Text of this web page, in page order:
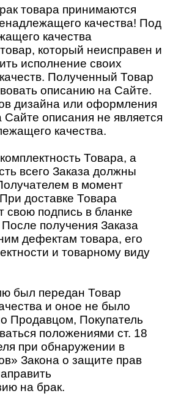
товара принимаются
качества! Под
качества
который неисправен и
исполнение своих
Полученный Товар
описанию на Сайте.
дизайна или оформления
Сайте описания не является
качества.
Товара, а
всего Заказа должны
в момент
доставке Товара
свою подпись в бланке
После получения Заказа
дефектам товара, его
и товарному виду
был передан Товар
и оное не было
Продавцом, Покупатель
положениями ст. 18
при обнаружении в
Закона о защите прав
на брак.